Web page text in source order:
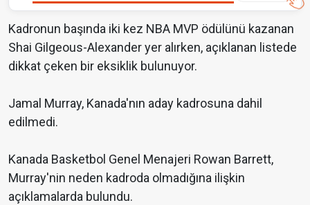
Kadronun başında iki kez NBA MVP ödülünü kazanan
Shai Gilgeous-Alexander yer alırken, açıklanan listede
dikkat çeken bir eksiklik bulunuyor.
Jamal Murray, Kanada'nın aday kadrosuna dahil
edilmedi.
Kanada Basketbol Genel Menajeri Rowan Barrett,
Murray'nin neden kadroda olmadığına ilişkin
açıklamalarda bulundu.